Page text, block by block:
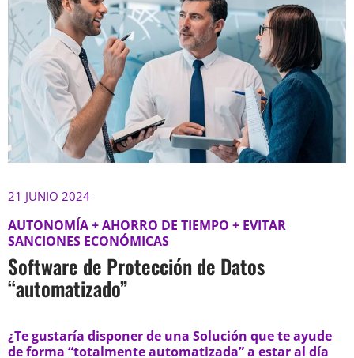
21 JUNIO 2024
AUTONOMÍA + AHORRO DE TIEMPO + EVITAR
SANCIONES ECONÓMICAS
Software de Protección de Datos
“automatizado”
¿Te gustaría disponer de una Solución que te ayude
de forma “totalmente automatizada” a estar al día